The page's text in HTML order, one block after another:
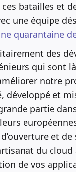
batailles et
une équipe
quarantaine
des
qui sont
notre
développé et
partie
et
du cloud
de vos